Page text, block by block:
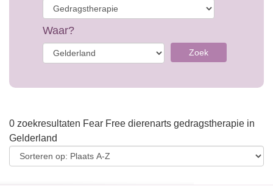
Waar?
Zoek
0 zoekresultaten Fear Free dierenarts gedragstherapie in
Gelderland